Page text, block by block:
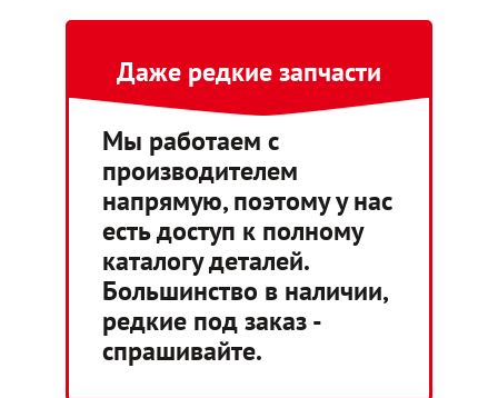
Даже редкие запчасти
Мы работаем с
производителем
напрямую, поэтому у нас
есть доступ к полному
каталогу деталей.
Большинство в наличии,
редкие под заказ -
спрашивайте.